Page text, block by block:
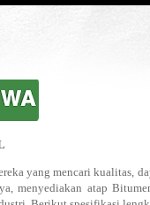
yang mencari kualitas,
menyediakan atap